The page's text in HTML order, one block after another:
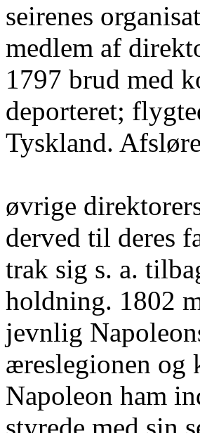
seirenes
medlem af
1797 brud med
deporteret;
Tyskland.
øvrige
derved til deres
trak sig s. a.
holdning. 1802
jevnlig
æreslegionen og
Napoleon ham